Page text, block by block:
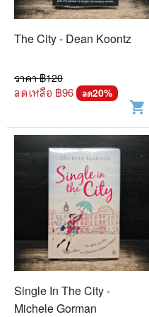
The City - Dean Koontz
ราคา ฿120
ลดเหลือ ฿96 ลด20%
shopping_cart
Single In The City -
Michele Gorman